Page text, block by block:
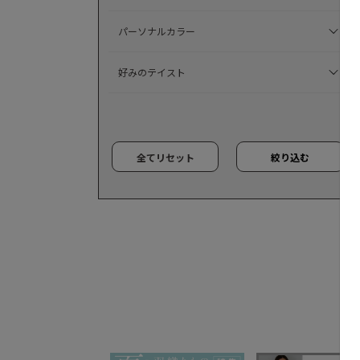
パーソナルカラー
好みのテイスト
全てリセット 絞り込む